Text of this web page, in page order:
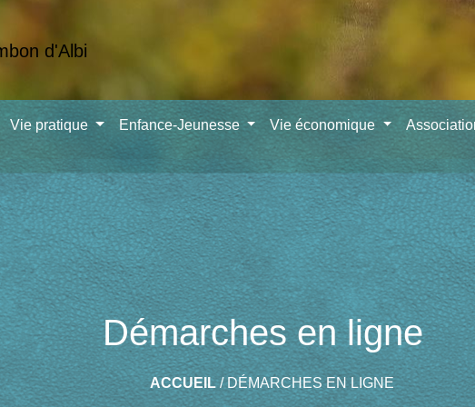
Vie pratique Enfance-Jeunesse Vie économique
Démarches en ligne
ACCUEIL/DÉMARCHES EN LIGNE